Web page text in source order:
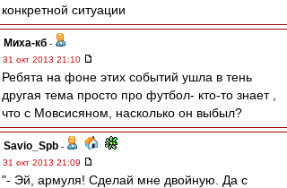
конкретной ситуации
Миха-кб -
31 окт 2013 21:10
Ребята на фоне этих событий ушла в тень
другая тема просто про футбол- кто-то знает ,
что с Мовсисяном, насколько он выбыл?
Savio_Spb -
31 окт 2013 21:09
"- Эй, армуля! Сделай мне двойную. Да с